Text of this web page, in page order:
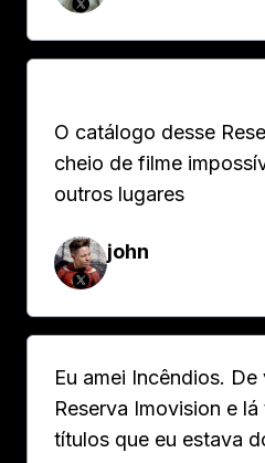
O catálogo desse
cheio de filme
outros lugares
john
Eu amei Incêndios.
Reserva Imovision e
títulos que eu estava